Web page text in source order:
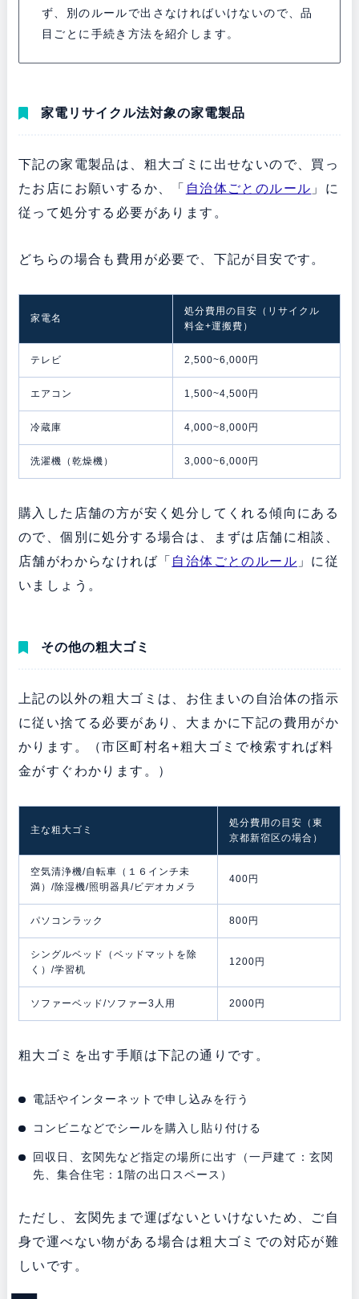
ず、別のルールで出さなければいけないので、品
目ごとに手続き方法を紹介します。
家電リサイクル法対象の家電製品
下記の家電製品は、粗大ゴミに出せないので、買っ
たお店にお願いするか、「 自治体ごとのルール 」に
従って処分する必要があります。
どちらの場合も費用が必要で、下記が目安です。
家電名
処分費用の目安（リサイクル
料金+運搬費）
テレビ 2,500~6,000円
エアコン 1,500~4,500円
冷蔵庫 4,000~8,000円
洗濯機（乾燥機） 3,000~6,000円
購入した店舗の方が安く処分してくれる傾向にある
ので、個別に処分する場合は、まずは店舗に相談、
店舗がわからなければ「 自治体ごとのルール 」に従
いましょう。
その他の粗大ゴミ
上記の以外の粗大ゴミは、お住まいの自治体の指示
に従い捨てる必要があり、大まかに下記の費用がか
かります。（市区町村名+粗大ゴミで検索すれば料
金がすぐわかります。）
主な粗大ゴミ
処分費用の目安（東
京都新宿区の場合）
空気清浄機/自転車（１６インチ未
満）/除湿機/照明器具/ビデオカメラ
400円
パソコンラック 800円
シングルベッド（ベッドマットを除
く）/学習机
1200円
ソファーベッド/ソファー3人用 2000円
粗大ゴミを出す手順は下記の通りです。
電話やインターネットで申し込みを行う
コンビニなどでシールを購入し貼り付ける
回収日、玄関先など指定の場所に出す（一戸建て：玄関
先、集合住宅：1階の出口スペース）
ただし、玄関先まで運ばないといけないため、ご自
身で運べない物がある場合は粗大ゴミでの対応が難
しいです。